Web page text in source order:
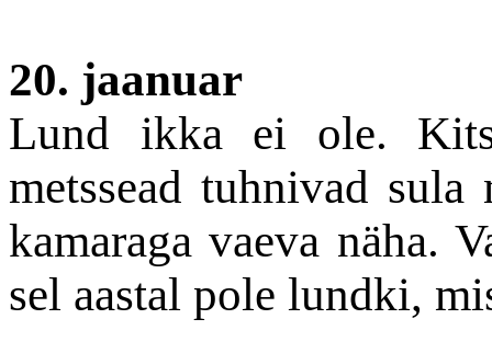
20. jaanuar
Lund ikka ei ole.
metssead tuhnivad
kamaraga vaeva näha.
sel aastal pole lundki,